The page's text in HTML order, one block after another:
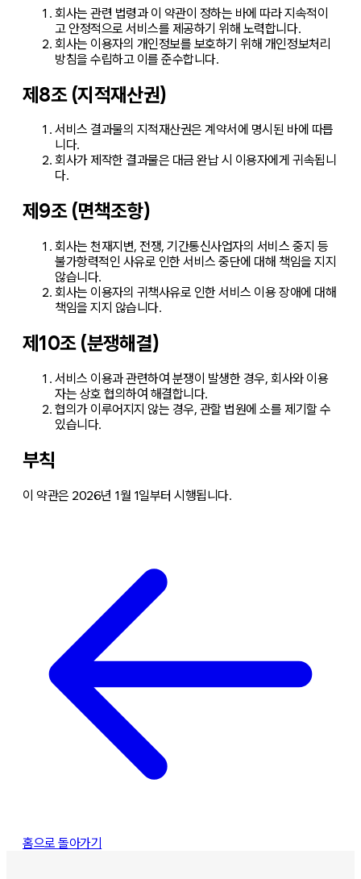
회사는 관련 법령과 이 약관이 정하는 바에 따라 지속적이
고 안정적으로 서비스를 제공하기 위해 노력합니다.
회사는 이용자의 개인정보를 보호하기 위해 개인정보처리
방침을 수립하고 이를 준수합니다.
제8조 (지적재산권)
서비스 결과물의 지적재산권은 계약서에 명시된 바에 따릅
니다.
회사가 제작한 결과물은 대금 완납 시 이용자에게 귀속됩니
다.
제9조 (면책조항)
회사는 천재지변, 전쟁, 기간통신사업자의 서비스 중지 등
불가항력적인 사유로 인한 서비스 중단에 대해 책임을 지지
않습니다.
회사는 이용자의 귀책사유로 인한 서비스 이용 장애에 대해
책임을 지지 않습니다.
제10조 (분쟁해결)
서비스 이용과 관련하여 분쟁이 발생한 경우, 회사와 이용
자는 상호 협의하여 해결합니다.
협의가 이루어지지 않는 경우, 관할 법원에 소를 제기할 수
있습니다.
부칙
이 약관은 2026년 1월 1일부터 시행됩니다.
홈으로 돌아가기